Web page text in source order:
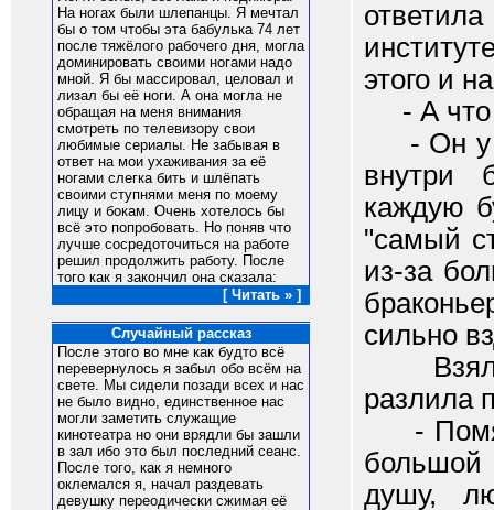
На ногах были шлепанцы. Я мечтал
бы о том чтобы эта бабулька 74 лет
после тяжёлого рабочего дня, могла
доминировать своими ногами надо
мной. Я бы массировал, целовал и
лизал бы её ноги. А она могла не
обращая на меня внимания
смотреть по телевизору свои
любимые сериалы. Не забывая в
ответ на мои ухаживания за её
ногами слегка бить и шлёпать
своими ступнями меня по моему
лицу и бокам. Очень хотелось бы
всё это попробовать. Но поняв что
лучше сосредоточиться на работе
решил продолжить работу. После
того как я закончил она сказала:
[ Читать » ]
Случайный рассказ
После этого во мне как будто всё
перевернулось я забыл обо всём на
свете. Мы сидели позади всех и нас
не было видно, единственное нас
могли заметить служащие
кинотеатра но они врядли бы зашли
в зал ибо это был последний сеанс.
После того, как я немного
оклемался я, начал раздевать
девушку переодически сжимая её
этого и
- А что
- Он у
внутри
каждую
"самый
из-за
сильно
Взяла
разлила
-
душу,